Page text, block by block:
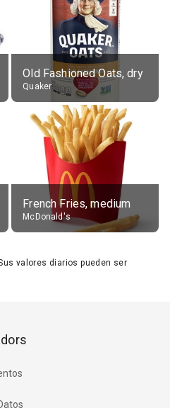
Old Fashioned Oats, dry
Quaker
French Fries, medium
McDonald's
valores diarios pueden ser